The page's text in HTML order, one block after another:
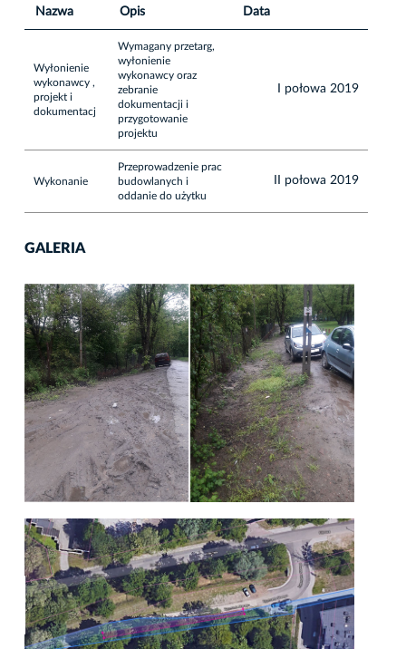
Nazwa Opis Data
Wyłonienie
wykonawcy ,
projekt i
dokumentacj
Wymagany przetarg,
wyłonienie
wykonawcy oraz
zebranie
dokumentacji i
przygotowanie
projektu
I połowa 2019
Wykonanie
Przeprowadzenie prac
budowlanych i
oddanie do użytku
II połowa 2019
GALERIA